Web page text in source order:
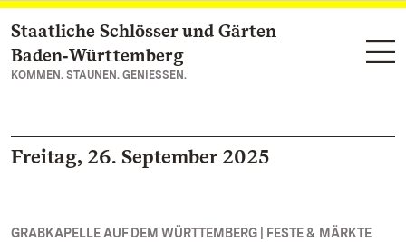
Zum Hauptinhalt springen
Staatliche Schlösser und Gärten
Baden‑Württemberg
KOMMEN. STAUNEN. GENIESSEN.
Freitag, 26. September 2025
GRABKAPELLE AUF DEM WÜRTTEMBERG | FESTE & MÄRKTE